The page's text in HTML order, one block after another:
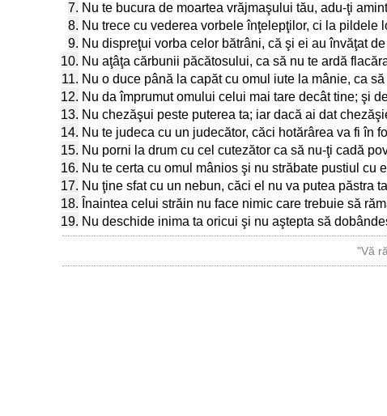
7. Nu te bucura de moartea vrăjmaşului tău, adu-ţi
8. Nu trece cu vederea vorbele înţelepţilor, ci la
9. Nu dispreţui vorba celor bătrâni, că şi ei au învăţat
10. Nu aţâţa cărbunii păcătosului, ca să nu te ardă
11. Nu o duce până la capăt cu omul iute la mânie, ca
12. Nu da împrumut omului celui mai tare decât tine; şi
13. Nu chezăşui peste puterea ta; iar dacă ai dat
14. Nu te judeca cu un judecător, căci hotărârea va fi în
15. Nu porni la drum cu cel cutezător ca să nu-ţi cadă
16. Nu te certa cu omul mânios şi nu străbate pustiul cu
17. Nu ţine sfat cu un nebun, căci el nu va putea păstra
18. Înaintea celui străin nu face nimic care trebuie să
19. Nu deschide inima ta oricui şi nu aştepta să
"Vă